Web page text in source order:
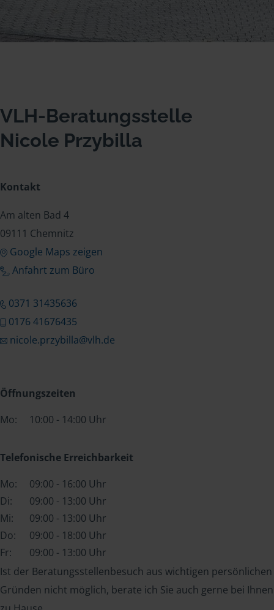
VLH-Beratungsstelle
Nicole Przybilla
Kontakt
Am alten Bad 4
09111 Chemnitz
Google Maps zeigen
Anfahrt zum Büro
0371 31435636
0176 41676435
nicole.przybilla@vlh.de
Öffnungszeiten
Mo:
10:00 - 14:00 Uhr
Telefonische Erreichbarkeit
Mo:
09:00 - 16:00 Uhr
Di:
09:00 - 13:00 Uhr
Mi:
09:00 - 13:00 Uhr
Do:
09:00 - 18:00 Uhr
Fr:
09:00 - 13:00 Uhr
Ist der Beratungsstellenbesuch aus wichtigen persönlichen
Gründen nicht möglich, berate ich Sie auch gerne bei Ihnen